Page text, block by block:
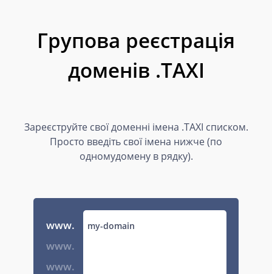
Групова реєстрація
доменів .TAXI
Зареєструйте свої доменні імена .TAXI списком.
Просто введіть свої імена нижче (по
одномудомену в рядку).
www.
www.
www.